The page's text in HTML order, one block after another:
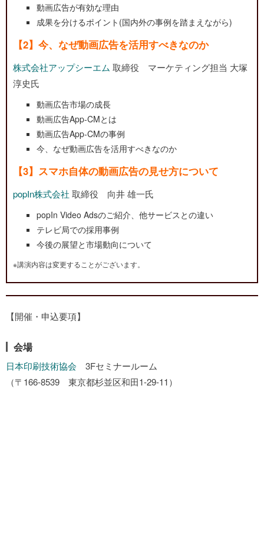
動画広告が有効な理由
成果を分けるポイント(国内外の事例を踏まえながら)
【2】今、なぜ動画広告を活用すべきなのか
株式会社アップシーエム 取締役 マーケティング担当 大塚
淳史氏
動画広告市場の成長
動画広告App-CMとは
動画広告App-CMの事例
今、なぜ動画広告を活用すべきなのか
【3】スマホ自体の動画広告の見せ方について
popIn株式会社 取締役 向井 雄一氏
popIn Video Adsのご紹介、他サービスとの違い
テレビ局での採用事例
今後の展望と市場動向について
※講演内容は変更することがございます。
【開催・申込要項】
会場
日本印刷技術協会 3Fセミナールーム
（〒166-8539 東京都杉並区和田1-29-11）